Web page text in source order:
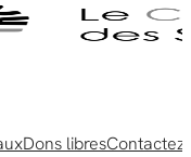
Dons libres